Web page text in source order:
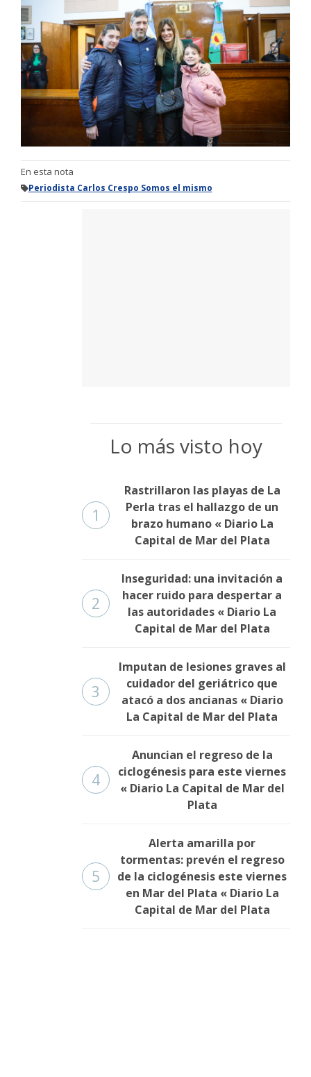
En esta nota
Periodista Carlos Crespo Somos el mismo
Lo más visto hoy
1
Rastrillaron las playas de La
Perla tras el hallazgo de un
brazo humano « Diario La
Capital de Mar del Plata
2
Inseguridad: una invitación a
hacer ruido para despertar a
las autoridades « Diario La
Capital de Mar del Plata
3
Imputan de lesiones graves al
cuidador del geriátrico que
atacó a dos ancianas « Diario
La Capital de Mar del Plata
4
Anuncian el regreso de la
ciclogénesis para este viernes
« Diario La Capital de Mar del
Plata
5
Alerta amarilla por
tormentas: prevén el regreso
de la ciclogénesis este viernes
en Mar del Plata « Diario La
Capital de Mar del Plata